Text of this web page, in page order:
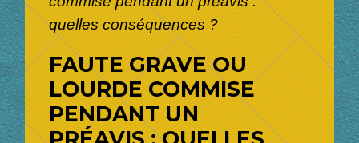
quelles conséquences ?
FAUTE GRAVE OU
LOURDE COMMISE
PENDANT UN